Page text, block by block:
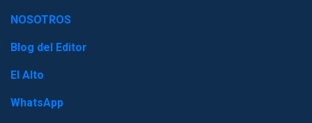
NOSOTROS
Blog del Editor
El Alto
WhatsApp